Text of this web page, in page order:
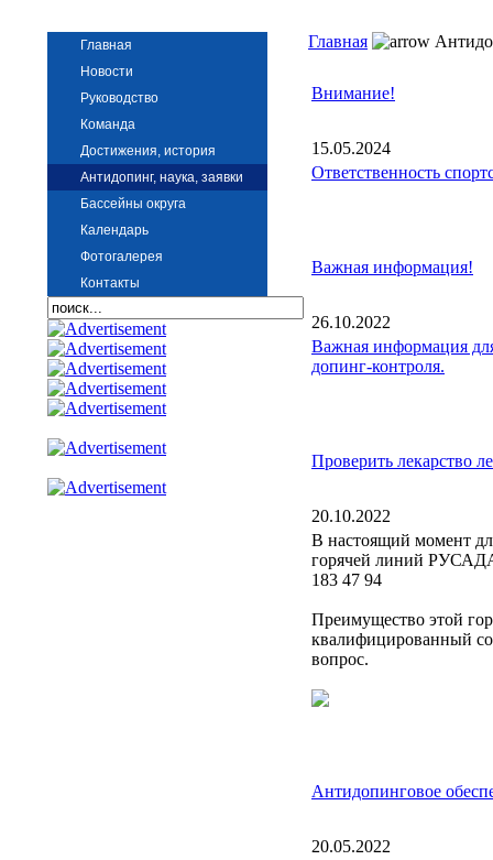
Главная
Новости
Руководство
Команда
Достижения, история
Антидопинг, наука, заявки
Бассейны округа
Календарь
Фотогалерея
Контакты
Главная
Внимание!
15.05.2024
Ответственность
Важная информация!
26.10.2022
Важная информация
допинг-контроля.
Проверить лекарство
20.10.2022
В настоящий момент
горячей линий
183 47 94
Преимущество этой
квалифицированный
вопрос.
Антидопинговое
20.05.2022